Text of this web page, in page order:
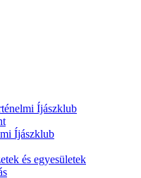
Íjászklub
Íjászklub
és egyesületek